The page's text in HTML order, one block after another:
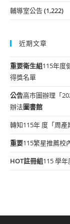
輔導室公告(1,222)
近期文章
重要衛生組115年度
得獎名單
公告高市圖辦理「
辦法圖書館
轉知115年 度「周產
重要115繁星推薦校
HOT註冊組115 學